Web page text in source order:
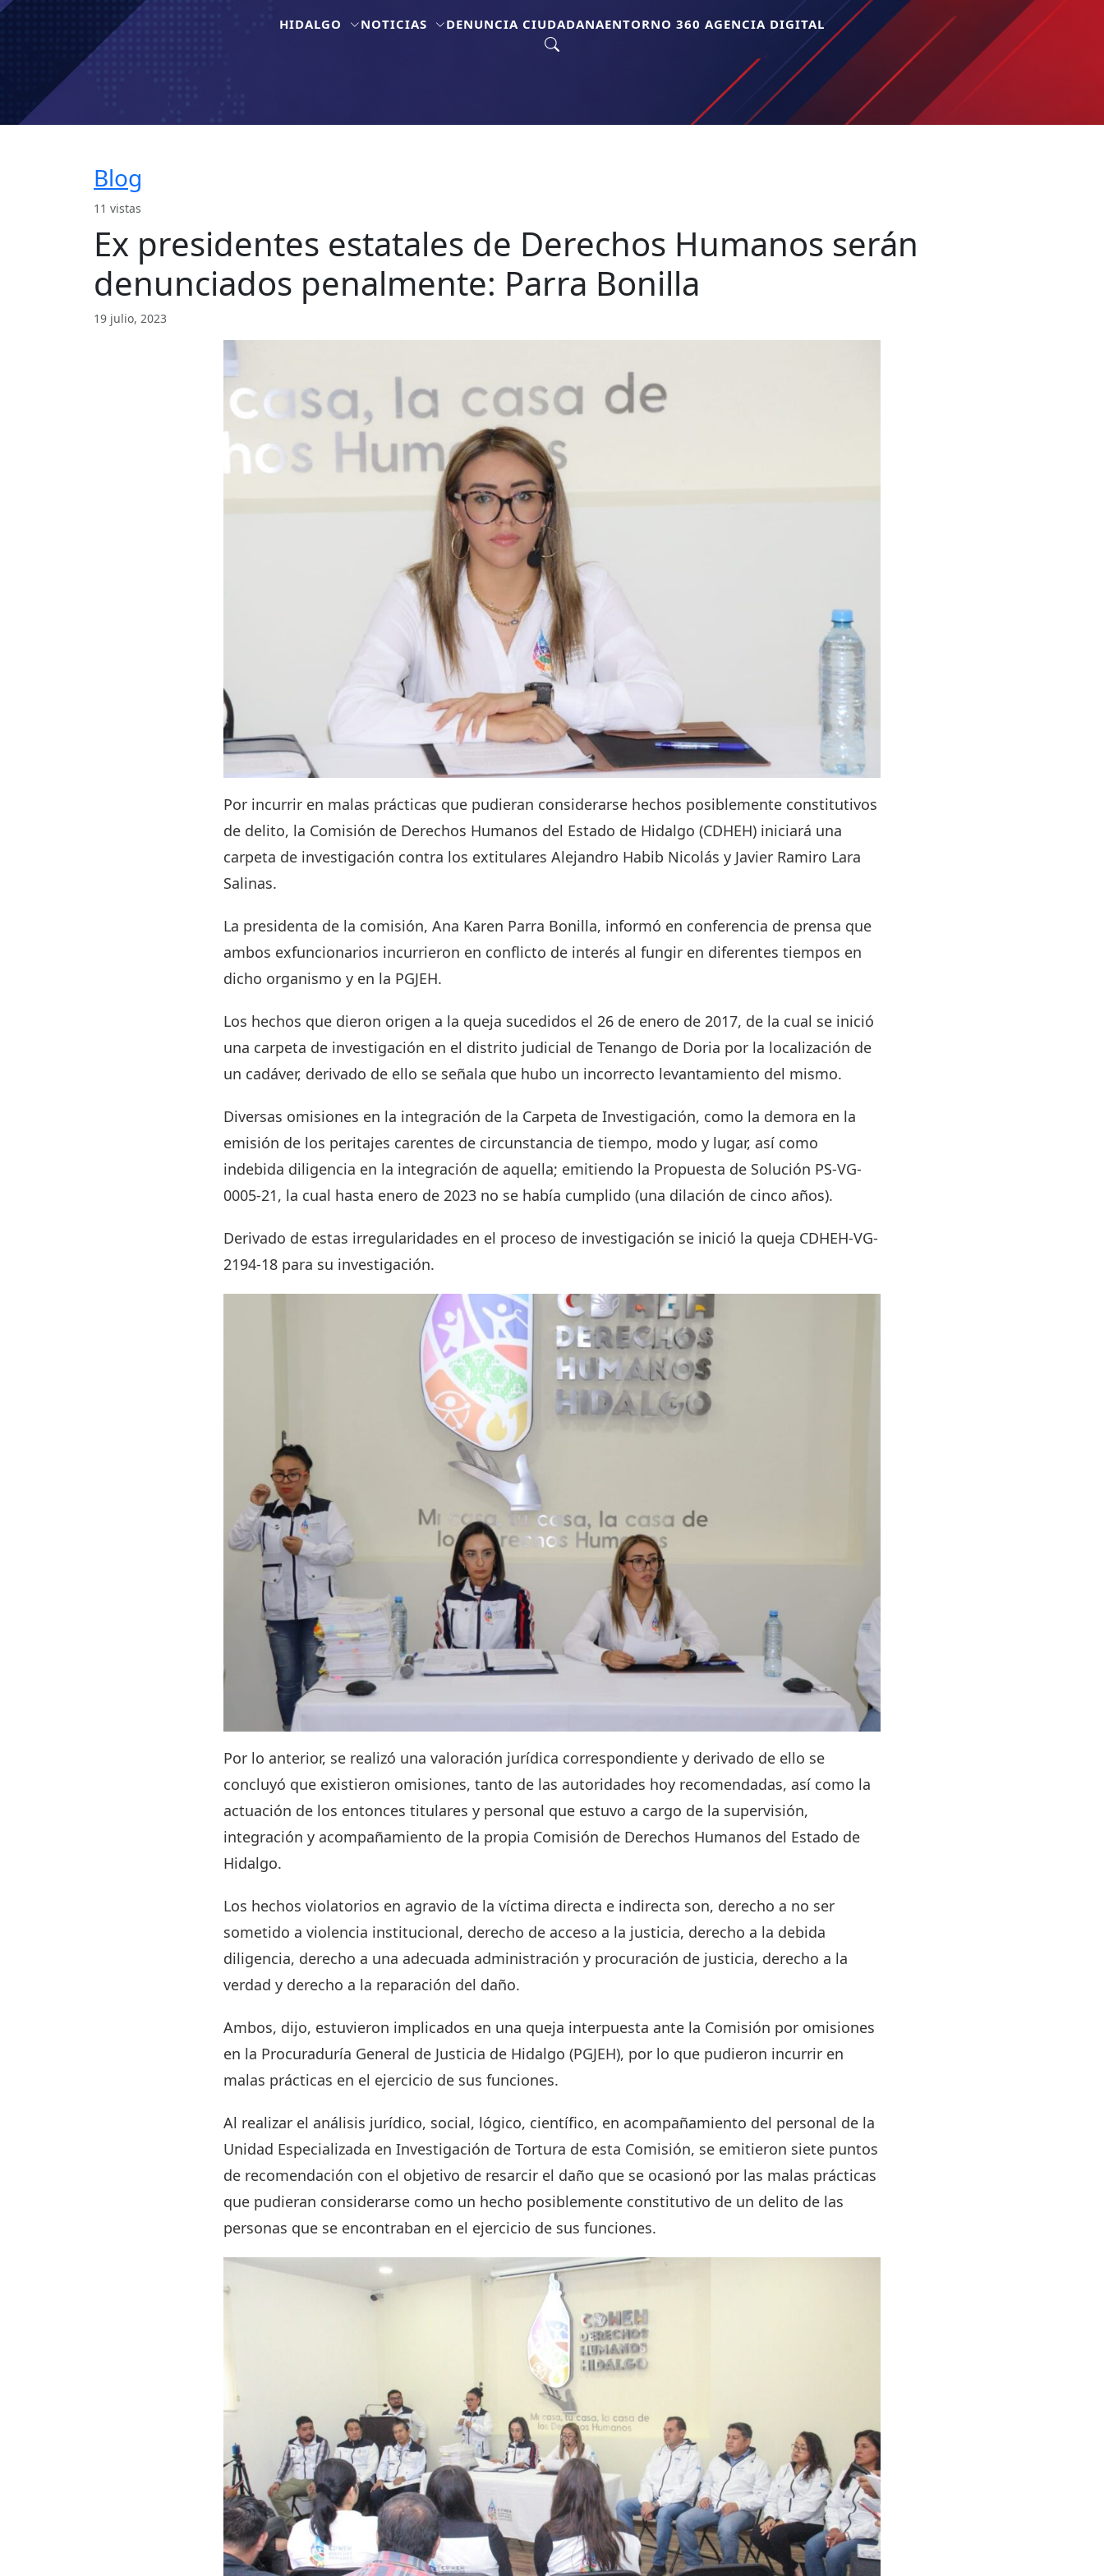
HIDALGO NOTICIAS DENUNCIA CIUDADANAENTORNO 360 AGENCIA DIGITAL
Blog
11 vistas
Ex presidentes estatales de Derechos Humanos serán
denunciados penalmente: Parra Bonilla
19 julio, 2023
Por incurrir en malas prácticas que pudieran considerarse hechos posiblemente constitutivos
de delito, la Comisión de Derechos Humanos del Estado de Hidalgo (CDHEH) iniciará una
carpeta de investigación contra los extitulares Alejandro Habib Nicolás y Javier Ramiro Lara
Salinas.
La presidenta de la comisión, Ana Karen Parra Bonilla, informó en conferencia de prensa que
ambos exfuncionarios incurrieron en conflicto de interés al fungir en diferentes tiempos en
dicho organismo y en la PGJEH.
Los hechos que dieron origen a la queja sucedidos el 26 de enero de 2017, de la cual se inició
una carpeta de investigación en el distrito judicial de Tenango de Doria por la localización de
un cadáver, derivado de ello se señala que hubo un incorrecto levantamiento del mismo.
Diversas omisiones en la integración de la Carpeta de Investigación, como la demora en la
emisión de los peritajes carentes de circunstancia de tiempo, modo y lugar, así como
indebida diligencia en la integración de aquella; emitiendo la Propuesta de Solución PS-VG-
0005-21, la cual hasta enero de 2023 no se había cumplido (una dilación de cinco años).
Derivado de estas irregularidades en el proceso de investigación se inició la queja CDHEH-VG-
2194-18 para su investigación.
Por lo anterior, se realizó una valoración jurídica correspondiente y derivado de ello se
concluyó que existieron omisiones, tanto de las autoridades hoy recomendadas, así como la
actuación de los entonces titulares y personal que estuvo a cargo de la supervisión,
integración y acompañamiento de la propia Comisión de Derechos Humanos del Estado de
Hidalgo.
Los hechos violatorios en agravio de la víctima directa e indirecta son, derecho a no ser
sometido a violencia institucional, derecho de acceso a la justicia, derecho a la debida
diligencia, derecho a una adecuada administración y procuración de justicia, derecho a la
verdad y derecho a la reparación del daño.
Ambos, dijo, estuvieron implicados en una queja interpuesta ante la Comisión por omisiones
en la Procuraduría General de Justicia de Hidalgo (PGJEH), por lo que pudieron incurrir en
malas prácticas en el ejercicio de sus funciones.
Al realizar el análisis jurídico, social, lógico, científico, en acompañamiento del personal de la
Unidad Especializada en Investigación de Tortura de esta Comisión, se emitieron siete puntos
de recomendación con el objetivo de resarcir el daño que se ocasionó por las malas prácticas
que pudieran considerarse como un hecho posiblemente constitutivo de un delito de las
personas que se encontraban en el ejercicio de sus funciones.